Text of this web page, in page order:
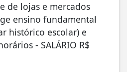
de lojas e mercados
ensino fundamental
histórico escolar) e
- SALÁRIO R$